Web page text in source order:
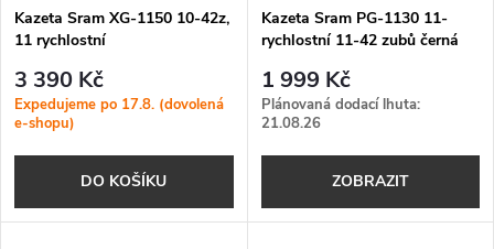
Kazeta Sram XG-1150 10-42z,
11 rychlostní
3 390 Kč
Expedujeme po 17.8. (dovolená
e-shopu)
DO KOŠÍKU
Kazeta Sram PG-1130 11-
rychlostní 11-42 zubů černá
1 999 Kč
Plánovaná dodací lhuta:
21.08.26
ZOBRAZIT